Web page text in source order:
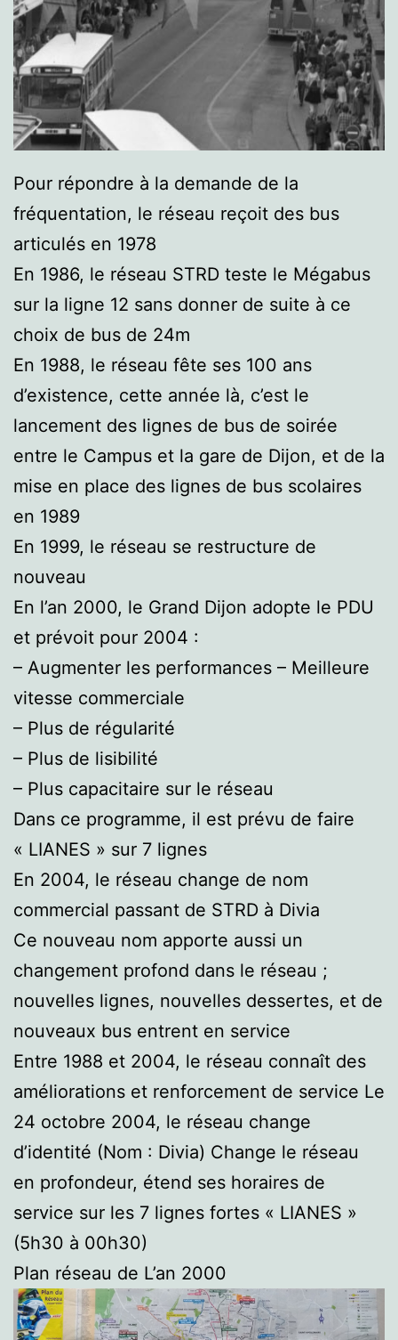
Pour répondre à la demande de la
fréquentation, le réseau reçoit des bus
articulés en 1978
En 1986, le réseau STRD teste le Mégabus
sur la ligne 12 sans donner de suite à ce
choix de bus de 24m
En 1988, le réseau fête ses 100 ans
d’existence, cette année là, c’est le
lancement des lignes de bus de soirée
entre le Campus et la gare de Dijon, et de la
mise en place des lignes de bus scolaires
en 1989
En 1999, le réseau se restructure de
nouveau
En l’an 2000, le Grand Dijon adopte le PDU
et prévoit pour 2004 :
– Augmenter les performances – Meilleure
vitesse commerciale
– Plus de régularité
– Plus de lisibilité
– Plus capacitaire sur le réseau
Dans ce programme, il est prévu de faire
« LIANES » sur 7 lignes
En 2004, le réseau change de nom
commercial passant de STRD à Divia
Ce nouveau nom apporte aussi un
changement profond dans le réseau ;
nouvelles lignes, nouvelles dessertes, et de
nouveaux bus entrent en service
Entre 1988 et 2004, le réseau connaît des
améliorations et renforcement de service Le
24 octobre 2004, le réseau change
d’identité (Nom : Divia) Change le réseau
en profondeur, étend ses horaires de
service sur les 7 lignes fortes « LIANES »
(5h30 à 00h30)
Plan réseau de L’an 2000